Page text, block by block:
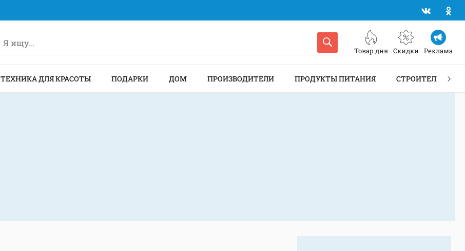
Товар дня Скидки Реклама
ТЕХНИКА ДЛЯ КРАСОТЫ ПОДАРКИ ДОМ ПРОИЗВОДИТЕЛИ ПРОДУКТЫ ПИТАНИЯ СТРОИТЕЛЬСТВО